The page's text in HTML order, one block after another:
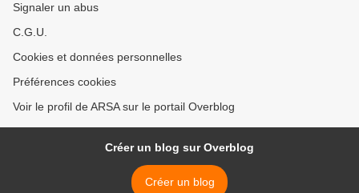
Signaler un abus
C.G.U.
Cookies et données personnelles
Préférences cookies
Voir le profil de ARSA sur le portail Overblog
Créer un blog sur Overblog
Créer un blog